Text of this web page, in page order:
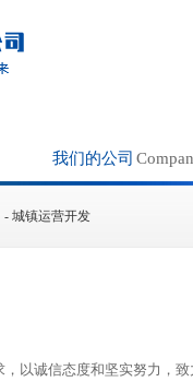
我们的公司
- 城镇运营开发
以诚信态度和坚实努力，